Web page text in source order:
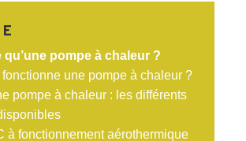
qu’une pompe à chaleur ?
une pompe à chaleur ?
pompe à chaleur : les différents
à fonctionnement aérothermique